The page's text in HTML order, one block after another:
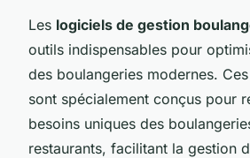
Les logiciels de gestion
outils indispensables pour
des boulangeries modernes.
sont spécialement conçus pour
besoins uniques des
restaurants, facilitant la gestion